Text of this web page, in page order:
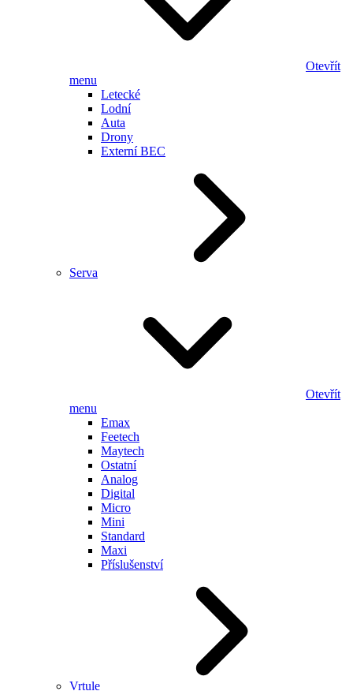
Otevřít
menu
Letecké
Lodní
Auta
Drony
Externí BEC
Serva
Otevřít
menu
Emax
Feetech
Maytech
Ostatní
Analog
Digital
Micro
Mini
Standard
Maxi
Příslušenství
Vrtule